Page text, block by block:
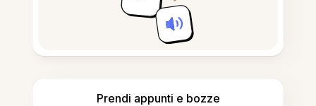
Prendi appunti e bozze